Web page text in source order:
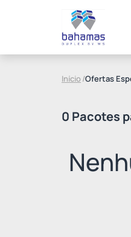
Início/Ofertas
0 Pacotes